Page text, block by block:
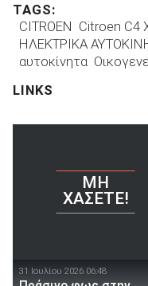
TAGS:
CITROEN Citroen C4
ΗΛΕΚΤΡΙΚΑ
αυτοκίνητα
LINKS
ΜΗ
ΧΆΣΕΤΕ!
31 Ιουλίου 2026 06:48